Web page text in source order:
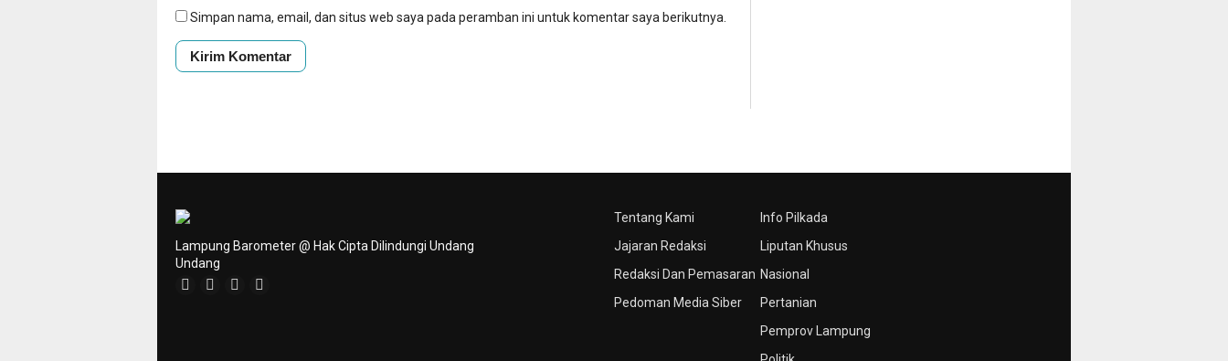
Simpan nama, email, dan situs web saya pada peramban ini untuk komentar saya berikutnya.
Tentang Kami
Jajaran Redaksi
Redaksi Dan Pemasaran
Pedoman Media Siber
Info Pilkada
Liputan Khusus
Nasional
Pertanian
Pemprov Lampung
Lampung Barometer @ Hak Cipta Dilindungi Undang
Undang